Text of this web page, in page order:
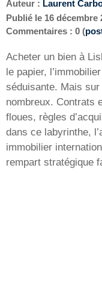
Auteur : Laurent
Publié le 16 décembre
Commentaires : 0 (
Acheter un bien à
le papier,
séduisante. Mais
nombreux. Contrats
floues, règles
dans ce labyrinthe,
immobilier
rempart stratégique